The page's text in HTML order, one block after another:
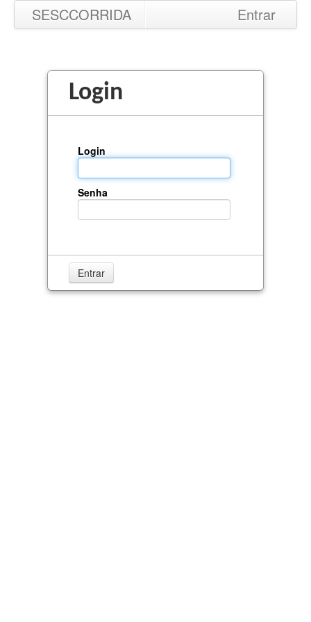
SESCCORRIDA Entrar
Login
Login
Senha